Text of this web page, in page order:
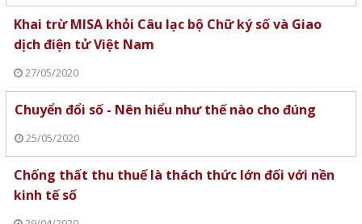
Khai trừ MISA khỏi Câu lạc bộ Chữ ký số và Giao
dịch điện tử Việt Nam
27/05/2020
Chuyển đổi số - Nên hiểu như thế nào cho đúng
25/05/2020
Chống thất thu thuế là thách thức lớn đối với nền
kinh tế số